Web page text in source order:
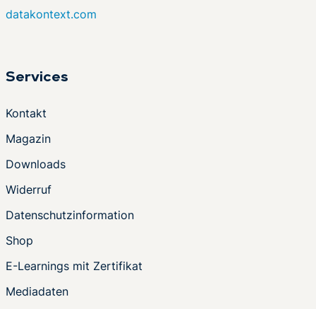
datakontext.com
Services
Kontakt
Magazin
Downloads
Widerruf
Datenschutzinformation
Shop
E-Learnings mit Zertifikat
Mediadaten